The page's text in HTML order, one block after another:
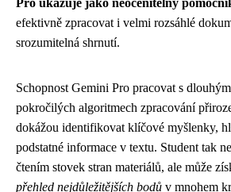
efektivně zpracovat i velmi rozsáhlé
srozumitelná shrnutí.
Schopnost Gemini Pro pracovat s
pokročilých algoritmech zpracování
dokážou identifikovat klíčové myšlenky,
podstatné informace v textu. Student tak
čtením stovek stran materiálů, ale může
přehled nejdůležitějších bodů v mnohem